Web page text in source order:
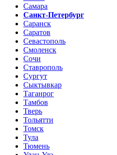
Самара
Санкт-Петербург
Саранск
Саратов
Севастополь
Смоленск
Сочи
Ставрополь
Сургут
Сыктывкар
Таганрог
Тамбов
Тверь
Тольятти
Томск
Тула
Тюмень